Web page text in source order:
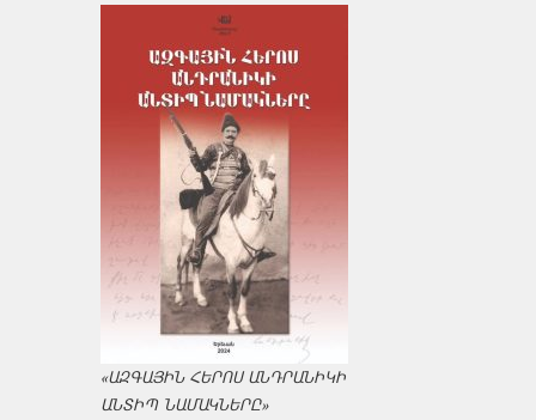
«ԱԶԳԱՅԻՆ ՀԵՐՈՍ ԱՆԴՐԱՆԻԿԻ
ԱՆՏԻՊ ՆԱՄԱԿՆԵՐԸ»